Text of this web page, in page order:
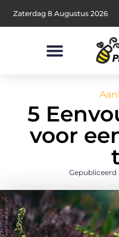
Zaterdag 8 Augustus 2026
5
voor